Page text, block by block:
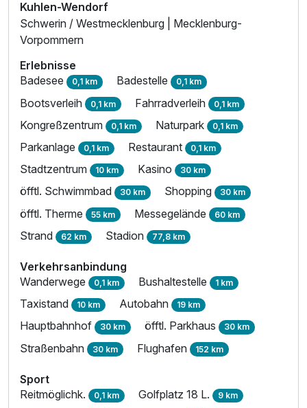
Kuhlen-Wendorf
Schwerin / Westmecklenburg | Mecklenburg-
Vorpommern
Erlebnisse
Badesee 0,1 km Badestelle 0,1 km
Bootsverleih 0,1 km Fahrradverleih 0,1 km
Kongreßzentrum 0,1 km Naturpark 0,1 km
Parkanlage 0,1 km Restaurant 0,1 km
Stadtzentrum 10 km Kasino 30 km
öfftl. Schwimmbad 30 km Shopping 30 km
öfftl. Therme 55 km Messegelände 60 km
Strand 62 km Stadion 77,8 km
Verkehrsanbindung
Wanderwege 0,1 km Bushaltestelle 1 km
Taxistand 10 km Autobahn 19 km
Hauptbahnhof 30 km öfftl. Parkhaus 30 km
Straßenbahn 30 km Flughafen 152 km
Sport
Reitmöglichk. 0,1 km Golfplatz 18 L. 9 km